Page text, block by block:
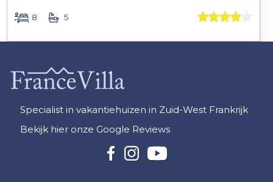
8 5
Specialist in vakantiehuizen in Zuid-West Frankrijk
Bekijk hier onze Google Reviews